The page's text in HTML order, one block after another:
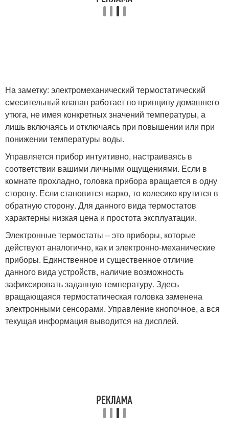
На заметку: электромеханический термостатический
смесительный клапан работает по принципу домашнего
утюга, не имея конкретных значений температуры, а
лишь включаясь и отключаясь при повышении или при
понижении температуры воды.
Управляется прибор интуитивно, настраиваясь в
соответствии вашими личными ощущениями. Если в
комнате прохладно, головка прибора вращается в одну
сторону. Если становится жарко, то колесико крутится в
обратную сторону. Для данного вида термостатов
характерны низкая цена и простота эксплуатации.
Электронные термостаты – это приборы, которые
действуют аналогично, как и электронно-механические
приборы. Единственное и существенное отличие
данного вида устройств, наличие возможность
зафиксировать заданную температуру. Здесь
вращающаяся термостатическая головка заменена
электронными сенсорами. Управление кнопочное, а вся
текущая информация выводится на дисплей.